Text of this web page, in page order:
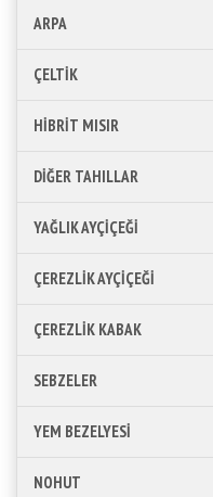
ARPA
ÇELTİK
HİBRİT MISIR
DİĞER TAHILLAR
YAĞLIK AYÇİÇEĞİ
ÇEREZLİK AYÇİÇEĞİ
ÇEREZLİK KABAK
SEBZELER
YEM BEZELYESİ
NOHUT